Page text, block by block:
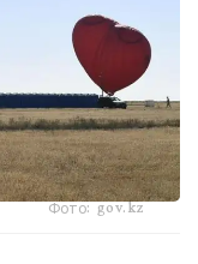
Фото: gov.kz